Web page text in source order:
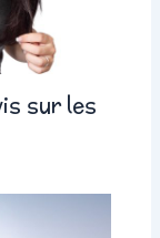
sur les